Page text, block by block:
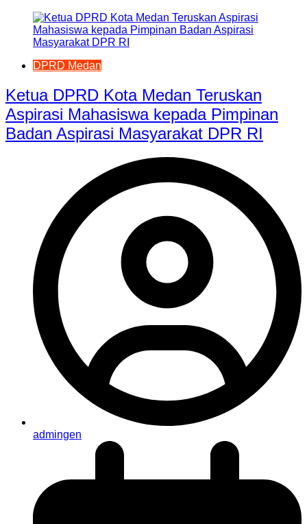
DPRD Medan
Ketua DPRD Kota Medan Teruskan
Aspirasi Mahasiswa kepada Pimpinan
Badan Aspirasi Masyarakat DPR RI
admingen